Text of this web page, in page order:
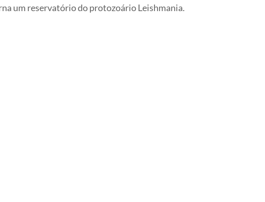
um reservatório do protozoário Leishmania.